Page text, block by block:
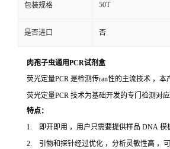
包装规格 50T
是否进口 否
肉孢子虫通用PCR试剂盒
荧光定量PCR 是检测传ran性的主流技术 ，
荧光定量PCR 技术为基础开发的专门检测对应
特点：
1. 即开即用 ，用户只需要提供样品 DNA 模
2. 引物和探针经过优化 ，分析灵敏性高 ，可